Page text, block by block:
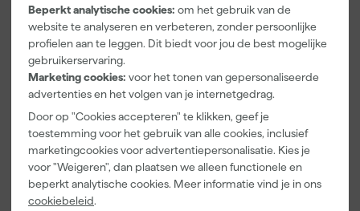
Beperkt analytische cookies: om het gebruik van de
website te analyseren en verbeteren, zonder persoonlijke
profielen aan te leggen. Dit biedt voor jou de best mogelijke
gebruikerservaring.
Marketing cookies: voor het tonen van gepersonaliseerde
advertenties en het volgen van je internetgedrag.
Door op "Cookies accepteren" te klikken, geef je
toestemming voor het gebruik van alle cookies, inclusief
marketingcookies voor advertentiepersonalisatie. Kies je
voor "Weigeren", dan plaatsen we alleen functionele en
beperkt analytische cookies. Meer informatie vind je in ons
cookiebeleid.
Paintura
Lucamax
Washi tape -
Morgen
bezorgd
Adviesprijs 6,00
3 , 99
Ontvetter en
Verfreiniger –
0,5L
Morgen
bezorgd
Muurverfset
MICMEX set
6-delig
Morgen
bezorgd
Adviesprijs 31,89